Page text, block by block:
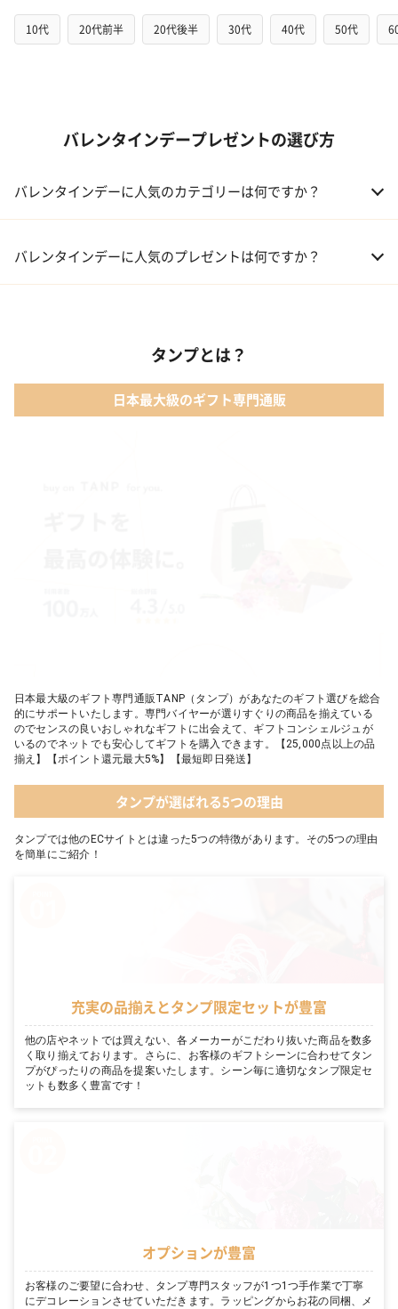
10代 20代前半 20代後半 30代 40代 50代
バレンタインデープレゼントの選び方
バレンタインデーに人気のカテゴリーは何ですか？
02 メイクアップ
04 ファッション小物
バレンタインデーに人気のプレゼントは何ですか？
02 【名入れギフト】フラワーティントリップ［日本限定ピンクゴ
03 ショコラフレナチュール
タンプとは？
日本最大級のギフト専門通販
日本最大級のギフト専門通販TANP（タンプ）があなたのギフト選びを総合
的にサポートいたします。専門バイヤーが選りすぐりの商品を揃えている
のでセンスの良いおしゃれなギフトに出会えて、ギフトコンシェルジュが
いるのでネットでも安心してギフトを購入できます。【25,000点以上の品
揃え】【ポイント還元最大5%】【最短即日発送】
タンプが選ばれる5つの理由
タンプでは他のECサイトとは違った5つの特徴があります。その5つの理由
を簡単にご紹介！
充実の品揃えとタンプ限定セットが豊富
他の店やネットでは買えない、各メーカーがこだわり抜いた商品を数多
く取り揃えております。さらに、お客様のギフトシーンに合わせてタン
プがぴったりの商品を提案いたします。シーン毎に適切なタンプ限定セ
ットも数多く豊富です！
オプションが豊富
お客様のご要望に合わせ、タンプ専門スタッフが1つ1つ手作業で丁寧
にデコレーションさせていただきます。ラッピングからお花の同梱、メ